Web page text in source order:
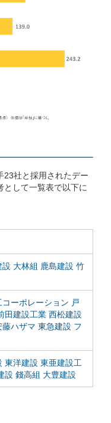
23社と採用されたデー
として一覧表で以下に
設 大林組 鹿島建設 竹
コーポレーション 戸
田建設工業 西松建設
藤ハザマ 東急建設 フ
東洋建設 東亜建設工
設 錢高組 大豊建設